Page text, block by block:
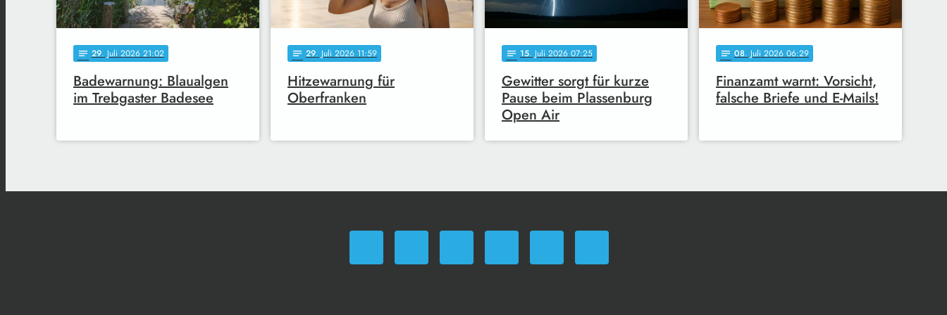
notes 29. Juli 2026 21:02
Badewarnung: Blaualgen
im Trebgaster Badesee
notes 29. Juli 2026 11:59
Hitzewarnung für
Oberfranken
notes 15. Juli 2026 07:25
Gewitter sorgt für kurze
Pause beim Plassenburg
Open Air
notes 08. Juli 2026 06:29
Finanzamt warnt: Vorsicht,
falsche Briefe und E-Mails!